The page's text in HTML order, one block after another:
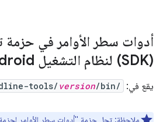
أدوات سطر الأوامر في حزمة
(SDK) لنظام التشغيل Android
يقع في: tools/ version/bin/